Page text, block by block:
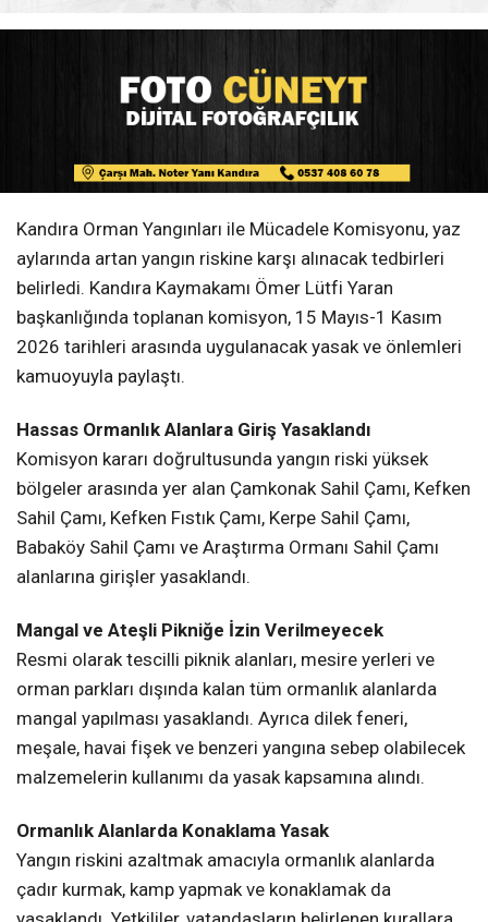
Kandıra Orman Yangınları ile Mücadele Komisyonu, yaz
aylarında artan yangın riskine karşı alınacak tedbirleri
belirledi. Kandıra Kaymakamı Ömer Lütfi Yaran
başkanlığında toplanan komisyon, 15 Mayıs-1 Kasım
2026 tarihleri arasında uygulanacak yasak ve önlemleri
kamuoyuyla paylaştı.
Hassas Ormanlık Alanlara Giriş Yasaklandı
Komisyon kararı doğrultusunda yangın riski yüksek
bölgeler arasında yer alan Çamkonak Sahil Çamı, Kefken
Sahil Çamı, Kefken Fıstık Çamı, Kerpe Sahil Çamı,
Babaköy Sahil Çamı ve Araştırma Ormanı Sahil Çamı
alanlarına girişler yasaklandı.
Mangal ve Ateşli Pikniğe İzin Verilmeyecek
Resmi olarak tescilli piknik alanları, mesire yerleri ve
orman parkları dışında kalan tüm ormanlık alanlarda
mangal yapılması yasaklandı. Ayrıca dilek feneri,
meşale, havai fişek ve benzeri yangına sebep olabilecek
malzemelerin kullanımı da yasak kapsamına alındı.
Ormanlık Alanlarda Konaklama Yasak
Yangın riskini azaltmak amacıyla ormanlık alanlarda
çadır kurmak, kamp yapmak ve konaklamak da